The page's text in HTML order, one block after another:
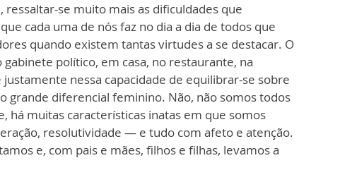
se muito mais as dificuldades que
cada uma de nós faz no dia a dia de todos que
quando existem tantas virtudes a se destacar. O
político, em casa, no restaurante, na
nessa capacidade de equilibrar-se sobre
grande diferencial feminino. Não, não somos todos
há muitas características inatas em que somos
resolutividade — e tudo com afeto e atenção.
e, com pais e mães, filhos e filhas, levamos a